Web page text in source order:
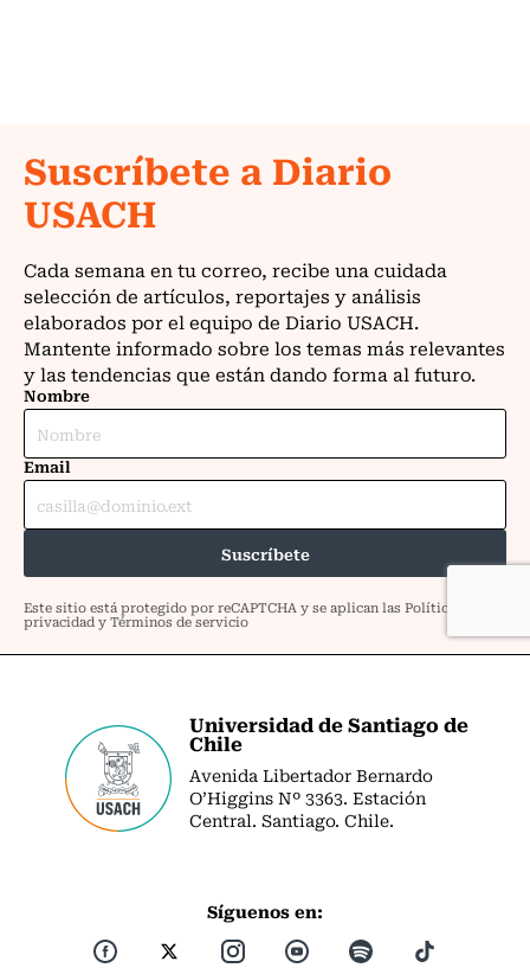
Universidad de Santiago de
Chile
Avenida Libertador Bernardo
O’Higgins Nº 3363. Estación
Central. Santiago. Chile.
Síguenos en: